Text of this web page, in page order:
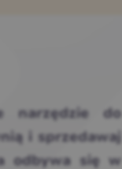
narzędzie do
i sprzedawaj
odbywa się w